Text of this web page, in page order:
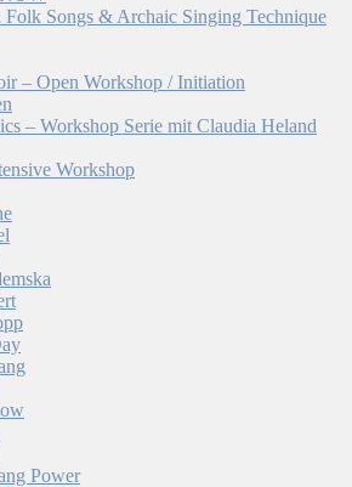
Folk Songs & Archaic Singing Technique
– Open Workshop / Initiation
– Workshop Serie mit Claudia Heland
Workshop
Power